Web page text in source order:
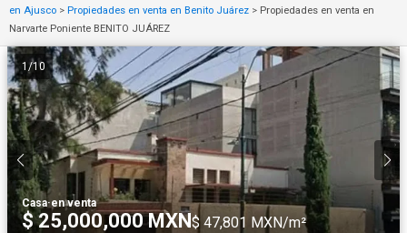
en Ajusco > Propiedades en venta en Benito Juárez > Propiedades en venta en
Narvarte Poniente BENITO JUÁREZ
1 /10
Casa·en venta
$ 25,000,000 MXN$ 47,801 MXN/m²